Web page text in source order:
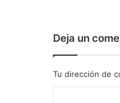
Deja un
Tu dirección de